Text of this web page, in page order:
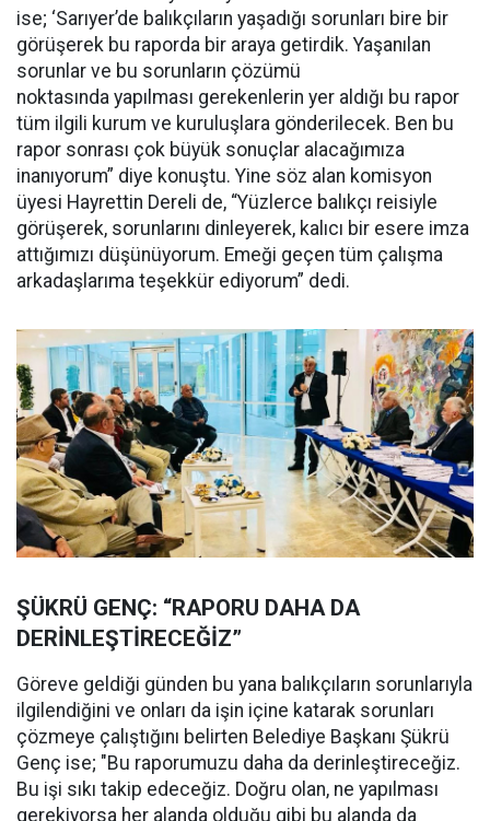
ise; ‘Sarıyer’de balıkçıların yaşadığı sorunları bire bir
görüşerek bu raporda bir araya getirdik. Yaşanılan
sorunlar ve bu sorunların çözümü
noktasında yapılması gerekenlerin yer aldığı bu rapor
tüm ilgili kurum ve kuruluşlara gönderilecek. Ben bu
rapor sonrası çok büyük sonuçlar alacağımıza
inanıyorum” diye konuştu. Yine söz alan komisyon
üyesi Hayrettin Dereli de, “Yüzlerce balıkçı reisiyle
görüşerek, sorunlarını dinleyerek, kalıcı bir esere imza
attığımızı düşünüyorum. Emeği geçen tüm çalışma
arkadaşlarıma teşekkür ediyorum” dedi.
ŞÜKRÜ GENÇ: “RAPORU DAHA DA
DERİNLEŞTİRECEĞİZ”
Göreve geldiği günden bu yana balıkçıların sorunlarıyla
ilgilendiğini ve onları da işin içine katarak sorunları
çözmeye çalıştığını belirten Belediye Başkanı Şükrü
Genç ise; "Bu raporumuzu daha da derinleştireceğiz.
Bu işi sıkı takip edeceğiz. Doğru olan, ne yapılması
gerekiyorsa her alanda olduğu gibi bu alanda da